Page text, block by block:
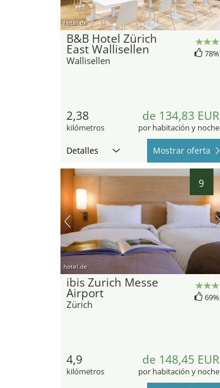
hotel.de
B&B Hotel Zürich
East Wallisellen
Wallisellen
78%
2,38
kilómetros
de 134,83 EUR
por habitación y noche
Detalles Mostrar oferta
9
hotel.de
ibis Zurich Messe
Airport
Zürich
69%
4,9
kilómetros
de 148,45 EUR
por habitación y noche